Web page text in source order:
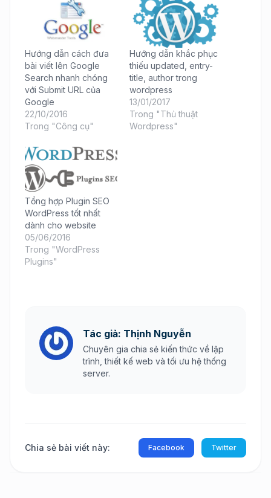
Hướng dẫn cách đưa
bài viết lên Google
Search nhanh chóng
với Submit URL của
Google
22/10/2016
Trong "Công cụ"
Hướng dẫn khắc phục
thiếu updated, entry-
title, author trong
wordpress
13/01/2017
Trong "Thủ thuật
Wordpress"
Tổng hợp Plugin SEO
WordPress tốt nhất
dành cho website
05/06/2016
Trong "WordPress
Plugins"
Tác giả: Thịnh Nguyễn
Chuyên gia chia sẻ kiến thức về lập
trình, thiết kế web và tối ưu hệ thống
server.
Chia sẻ bài viết này: Facebook Twitter